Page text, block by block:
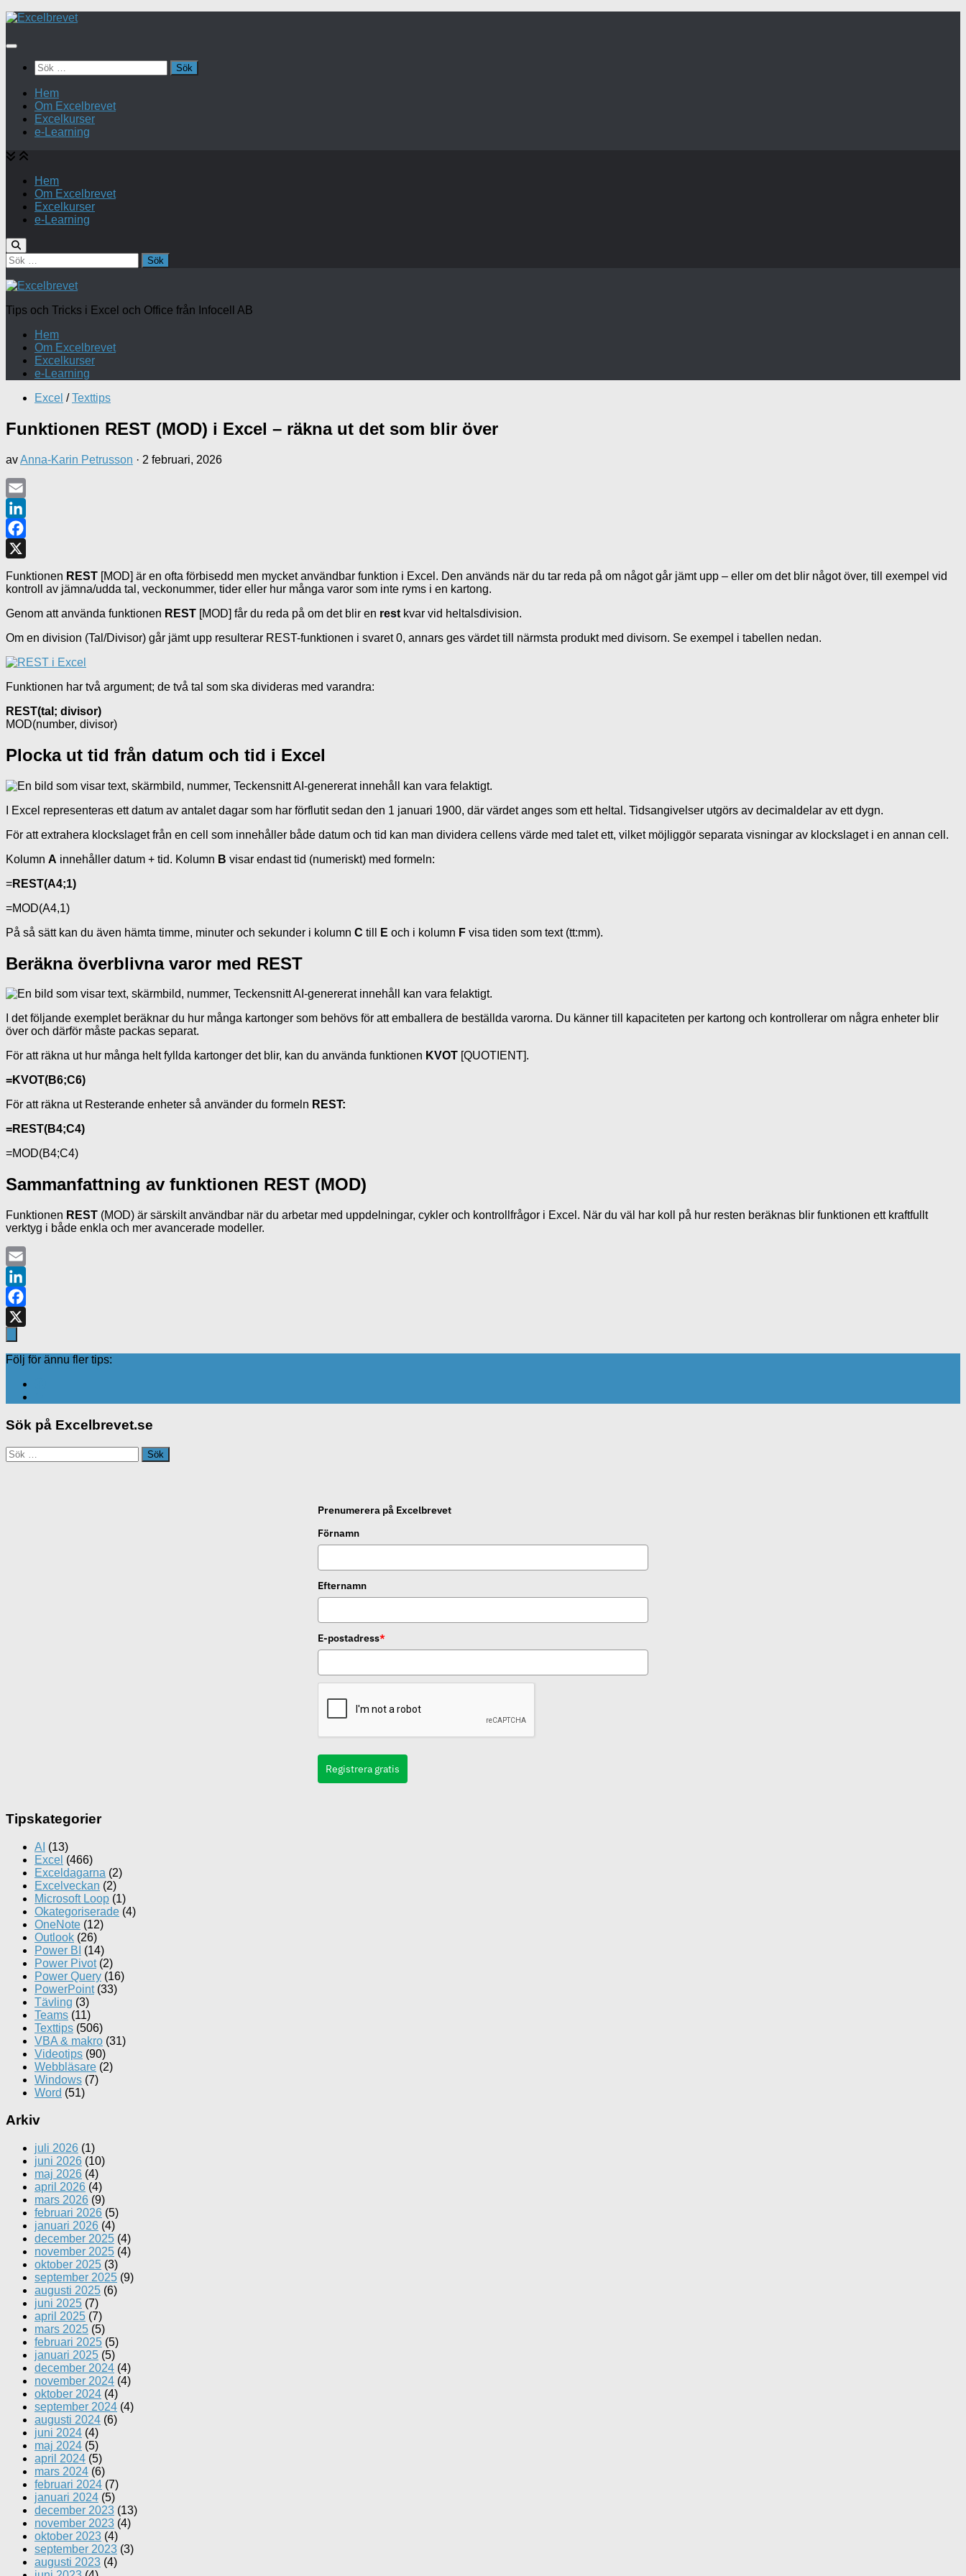
Under
Sök
efter:
Hem
Om Excelbrevet
Excelkurser
e-Learning
Hem
Om Excelbrevet
Excelkurser
e-Learning
Sök
efter:
Tips och Tricks i Excel och Office från Infocell AB
Hem
Om Excelbrevet
Excelkurser
e-Learning
Excel / Texttips
Funktionen REST (MOD) i Excel – räkna ut det som blir över
avAnna-Karin Petrusson · 2 februari, 2026
Email
LinkedIn
Facebook
Funktionen REST [MOD] är en ofta förbisedd men mycket användbar funktion i Excel. Den används när du tar reda på om något går jämt upp – eller om det blir något över, till exempel vid
kontroll av jämna/udda tal, veckonummer, tider eller hur många varor som inte ryms i en kartong.
Genom att använda funktionen REST [MOD] får du reda på om det blir en rest kvar vid heltalsdivision.
Om en division (Tal/Divisor) går jämt upp resulterar REST-funktionen i svaret 0, annars ges värdet till närmsta produkt med divisorn. Se exempel i tabellen nedan.
Funktionen har två argument; de två tal som ska divideras med varandra:
REST(tal; divisor)
MOD(number, divisor)
Plocka ut tid från datum och tid i Excel
I Excel representeras ett datum av antalet dagar som har förflutit sedan den 1 januari 1900, där värdet anges som ett heltal. Tidsangivelser utgörs av decimaldelar av ett dygn.
För att extrahera klockslaget från en cell som innehåller både datum och tid kan man dividera cellens värde med talet ett, vilket möjliggör separata visningar av klockslaget i en annan cell.
Kolumn A innehåller datum + tid. Kolumn B visar endast tid (numeriskt) med formeln:
=REST(A4;1)
=MOD(A4,1)
På så sätt kan du även hämta timme, minuter och sekunder i kolumn C till E och i kolumn F visa tiden som text (tt:mm).
Beräkna överblivna varor med REST
I det följande exemplet beräknar du hur många kartonger som behövs för att emballera de beställda varorna. Du känner till kapaciteten per kartong och kontrollerar om några enheter blir
över och därför måste packas separat.
För att räkna ut hur många helt fyllda kartonger det blir, kan du använda funktionen KVOT [QUOTIENT].
=KVOT(B6;C6)
För att räkna ut Resterande enheter så använder du formeln REST:
=REST(B4;C4)
=MOD(B4;C4)
Sammanfattning av funktionen REST (MOD)
Funktionen REST (MOD) är särskilt användbar när du arbetar med uppdelningar, cykler och kontrollfrågor i Excel. När du väl har koll på hur resten beräknas blir funktionen ett kraftfullt
verktyg i både enkla och mer avancerade modeller.
Email
LinkedIn
Facebook
Följ för ännu fler tips:
Sök på Excelbrevet.se
Sök
efter:
Prenumerera på Excelbrevet
Förnamn
Efternamn
E-postadress*
Registrera gratis
Tipskategorier
AI (13)
Excel (466)
Exceldagarna (2)
Excelveckan (2)
Microsoft Loop (1)
Okategoriserade (4)
OneNote (12)
Outlook (26)
Power BI (14)
Power Pivot(2)
Power Query (16)
PowerPoint(33)
Tävling (3)
Teams (11)
Texttips (506)
VBA & makro (31)
Videotips (90)
Webbläsare (2)
Windows (7)
Word (51)
Arkiv
juli 2026 (1)
juni 2026 (10)
maj 2026 (4)
april 2026 (4)
mars 2026 (9)
februari 2026 (5)
januari 2026 (4)
december 2025 (4)
november 2025 (4)
oktober 2025 (3)
september 2025 (9)
augusti 2025 (6)
juni 2025 (7)
april 2025 (7)
mars 2025 (5)
februari 2025 (5)
januari 2025 (5)
december 2024 (4)
november 2024 (4)
oktober 2024 (4)
september 2024 (4)
augusti 2024 (6)
juni 2024 (4)
maj 2024 (5)
april 2024 (5)
mars 2024 (6)
februari 2024 (7)
januari 2024 (5)
december 2023 (13)
november 2023 (4)
oktober 2023 (4)
september 2023 (3)
augusti 2023 (4)